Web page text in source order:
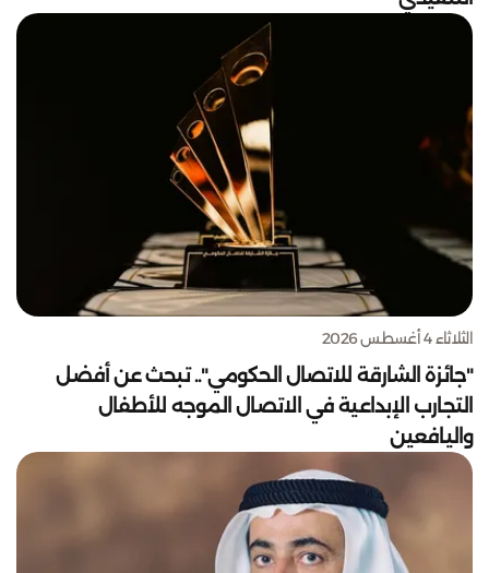
الثلاثاء 4 أغسطس 2026
"جائزة الشارقة للاتصال الحكومي".. تبحث عن أفضل
التجارب الإبداعية في الاتصال الموجه للأطفال
واليافعين